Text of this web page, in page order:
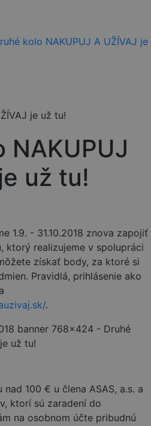
je už tu!
NAKUPUJ
už tu!
1.9. - 31.10.2018 znova zapojiť
ktorý realizujeme v spolupráci
získať body, za ktoré si
Pravidlá, prihlásenie ako
.
100 € u člena ASAS, a.s. a
ktorí sú zaradení do
na osobnom účte pribudnú